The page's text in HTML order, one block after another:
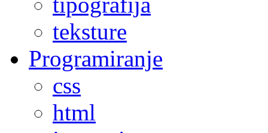
teksture
Programiranje
css
html